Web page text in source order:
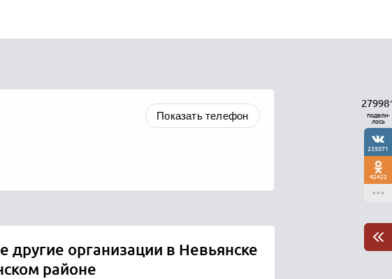
Показать телефон
другие организации в Невьянске
районе
подели-
лось
235071
42422